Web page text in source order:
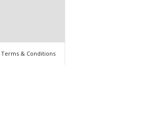
Terms & Conditions